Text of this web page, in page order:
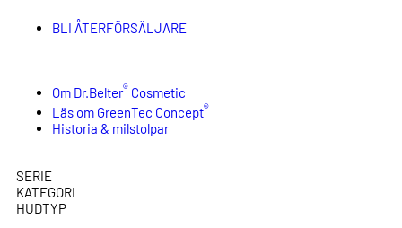
BLI ÅTERFÖRSÄLJARE
Om Dr.Belter® Cosmetic
Läs om GreenTec Concept®
Historia & milstolpar
SERIE
KATEGORI
HUDTYP